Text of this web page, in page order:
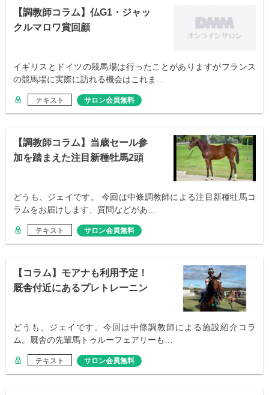
【調教師コラム】仏G1・ジャッ
クルマロワ賞回顧
イギリスとドイツの競馬場は行ったことがありますがフランス
の競馬場に実際に訪れる機会はこれま…
テキスト サロン会員無料
【調教師コラム】当歳セール参
加を踏まえた注目新種牡馬2頭
どうも、ジェイです。 今回は中條調教師による注目新種牡馬コ
ラムをお届けします、質問などがあ…
テキスト サロン会員無料
【コラム】モアナも利用予定！
厩舎付近にあるプレトレーニン
どうも、ジェイです。今回は中條調教師による施設紹介コラ
ム。厩舎の先輩馬トゥルーフェアリーも…
テキスト サロン会員無料